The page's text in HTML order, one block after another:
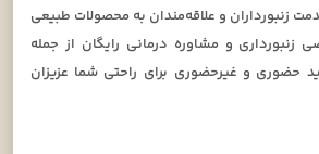
زنبورداران و علاقه‌مندان به محصولات طبیعی
و مشاوره درمانی رایگان از جمله
حضوری و غیرحضوری برای راحتی شما عزیزان